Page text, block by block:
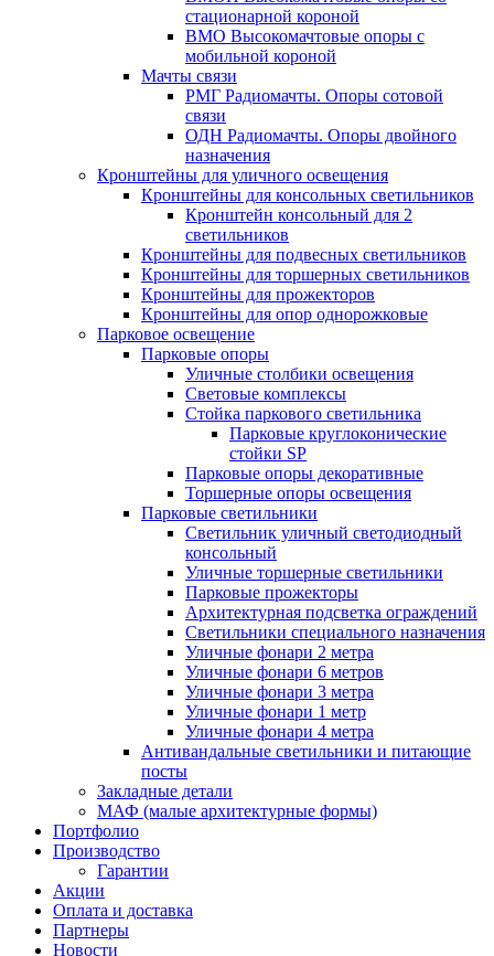
стационарной короной
ВМО Высокомачтовые опоры с
мобильной короной
Мачты связи
РМГ Радиомачты. Опоры сотовoй
связи
ОДН Радиомачты. Опоры двойного
назначения
Кронштейны для уличного освещения
Кронштейны для консольных светильников
Кронштейн консольный для 2
светильников
Кронштейны для подвесных светильников
Кронштейны для торшерных светильников
Кронштейны для прожекторов
Кронштейны для опор однорожковые
Парковое освещение
Парковые опоры
Уличные столбики освещения
Световые комплексы
Стойка паркового светильника
Парковые круглоконические
стойки SP
Парковые опоры декоративные
Торшерные опоры освещения
Парковые светильники
Светильник уличный светодиодный
консольный
Уличные торшерные светильники
Парковые прожекторы
Архитектурная подсветка ограждений
Светильники специального назначения
Уличные фонари 2 метра
Уличные фонари 6 метров
Уличные фонари 3 метра
Уличные фонари 1 метр
Уличные фонари 4 метра
Антивандальные светильники и питающие
посты
Закладные детали
МАФ (малые архитектурные формы)
Портфолио
Производство
Гарантии
Акции
Оплата и доставка
Партнеры
Новости